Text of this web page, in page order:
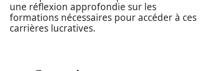
une réflexion approfondie sur les
formations nécessaires pour accéder à ces
carrières lucratives.